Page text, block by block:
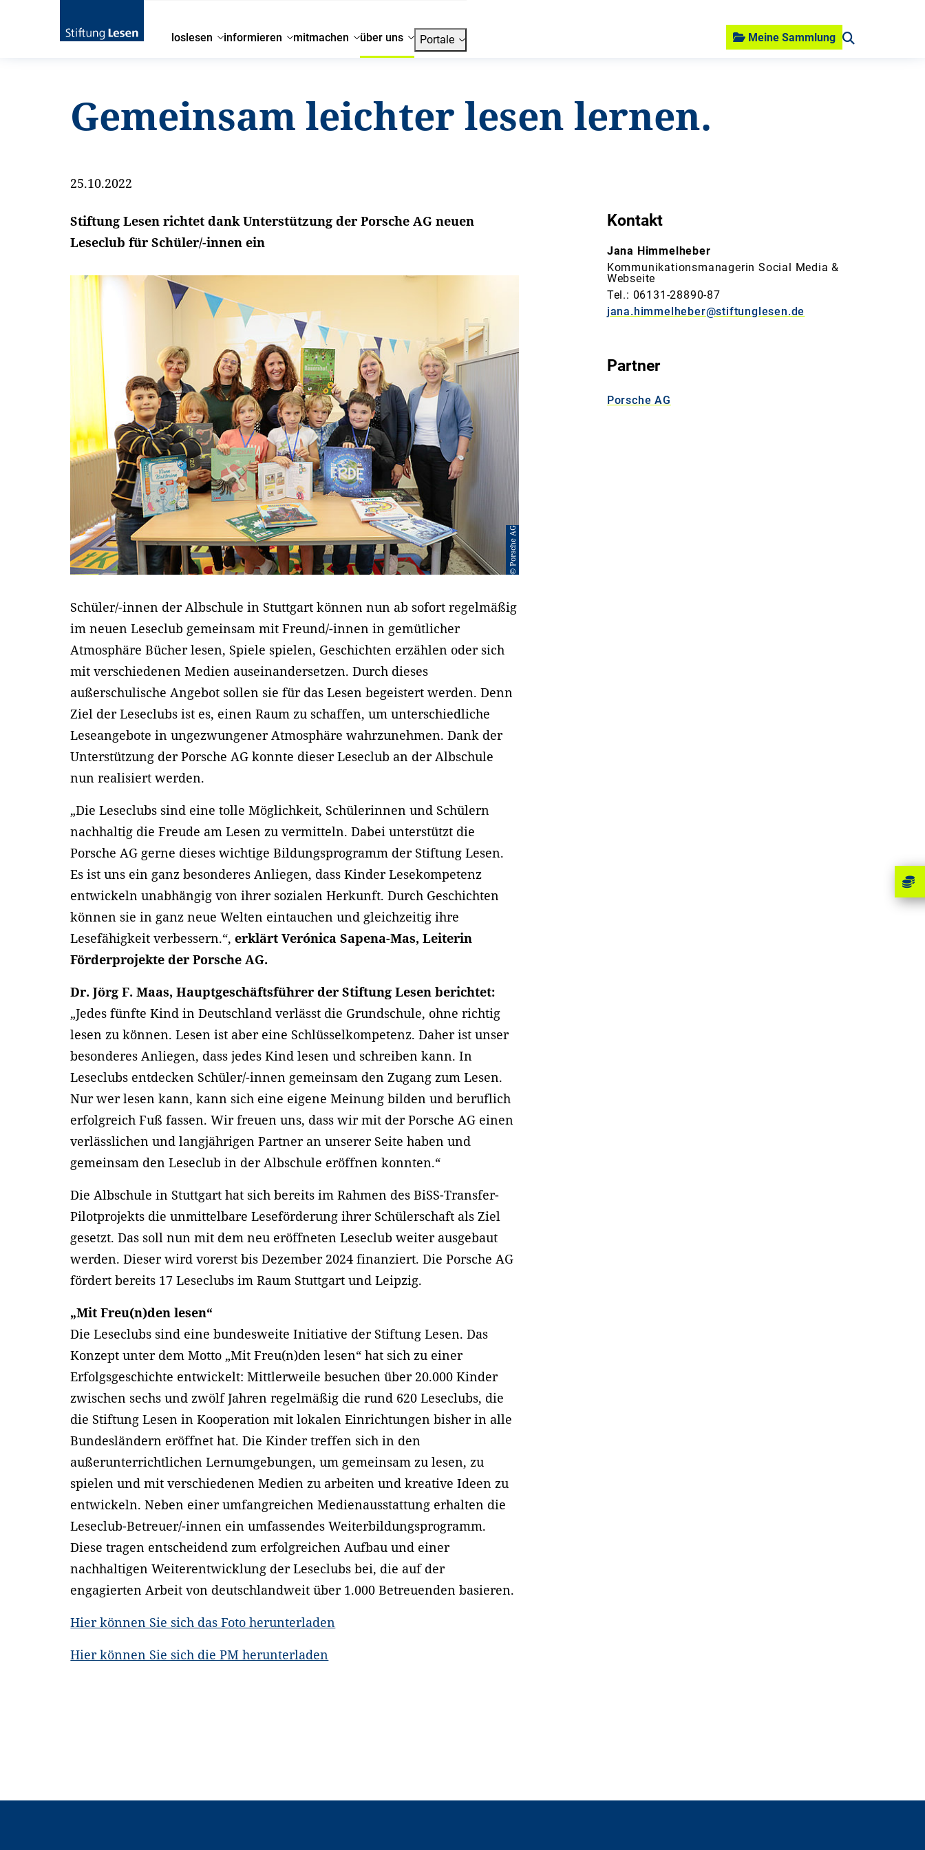
loslesen informieren mitmachen über uns Portale Meine Sammlung
Gemeinsam leichter lesen lernen.
25.10.2022
Stiftung Lesen richtet dank Unterstützung der Porsche AG neuen
Leseclub für Schüler/-innen ein
© Porsche AG
Schüler/-innen der Albschule in Stuttgart können nun ab sofort regelmäßig
im neuen Leseclub gemeinsam mit Freund/-innen in gemütlicher
Atmosphäre Bücher lesen, Spiele spielen, Geschichten erzählen oder sich
mit verschiedenen Medien auseinandersetzen. Durch dieses
außerschulische Angebot sollen sie für das Lesen begeistert werden. Denn
Ziel der Leseclubs ist es, einen Raum zu schaffen, um unterschiedliche
Leseangebote in ungezwungener Atmosphäre wahrzunehmen. Dank der
Unterstützung der Porsche AG konnte dieser Leseclub an der Albschule
nun realisiert werden.
„Die Leseclubs sind eine tolle Möglichkeit, Schülerinnen und Schülern
nachhaltig die Freude am Lesen zu vermitteln. Dabei unterstützt die
Porsche AG gerne dieses wichtige Bildungsprogramm der Stiftung Lesen.
Es ist uns ein ganz besonderes Anliegen, dass Kinder Lesekompetenz
entwickeln unabhängig von ihrer sozialen Herkunft. Durch Geschichten
können sie in ganz neue Welten eintauchen und gleichzeitig ihre
Lesefähigkeit verbessern.“,erklärt Verónica Sapena-Mas, Leiterin
Förderprojekte der Porsche AG.
Dr. Jörg F. Maas, Hauptgeschäftsführer der Stiftung Lesen berichtet:
„Jedes fünfte Kind in Deutschland verlässt die Grundschule, ohne richtig
lesen zu können. Lesen ist aber eine Schlüsselkompetenz. Daher ist unser
besonderes Anliegen, dass jedes Kind lesen und schreiben kann. In
Leseclubs entdecken Schüler/-innen gemeinsam den Zugang zum Lesen.
Nur wer lesen kann, kann sich eine eigene Meinung bilden und beruflich
erfolgreich Fuß fassen. Wir freuen uns, dass wir mit der Porsche AG einen
verlässlichen und langjährigen Partner an unserer Seite haben und
gemeinsam den Leseclub in der Albschule eröffnen konnten.“
Die Albschule in Stuttgart hat sich bereits im Rahmen des BiSS-Transfer-
Pilotprojekts die unmittelbare Leseförderung ihrer Schülerschaft als Ziel
gesetzt. Das soll nun mit dem neu eröffneten Leseclub weiter ausgebaut
werden. Dieser wird vorerst bis Dezember 2024 finanziert. Die Porsche AG
fördert bereits 17 Leseclubs im Raum Stuttgart und Leipzig.
„Mit Freu(n)den lesen“
Die Leseclubs sind eine bundesweite Initiative der Stiftung Lesen. Das
Konzept unter dem Motto „Mit Freu(n)den lesen“ hat sich zu einer
Erfolgsgeschichte entwickelt: Mittlerweile besuchen über 20.000 Kinder
zwischen sechs und zwölf Jahren regelmäßig die rund 620 Leseclubs, die
die Stiftung Lesen in Kooperation mit lokalen Einrichtungen bisher in alle
Bundesländern eröffnet hat. Die Kinder treffen sich in den
außerunterrichtlichen Lernumgebungen, um gemeinsam zu lesen, zu
spielen und mit verschiedenen Medien zu arbeiten und kreative Ideen zu
entwickeln. Neben einer umfangreichen Medienausstattung erhalten die
Leseclub-Betreuer/-innen ein umfassendes Weiterbildungsprogramm.
Diese tragen entscheidend zum erfolgreichen Aufbau und einer
nachhaltigen Weiterentwicklung der Leseclubs bei, die auf der
engagierten Arbeit von deutschlandweit über 1.000 Betreuenden basieren.
Hier können Sie sich das Foto herunterladen
Hier können Sie sich die PM herunterladen
Kontakt
Jana Himmelheber
Kommunikationsmanagerin Social Media &
Webseite
Tel.: 06131-28890-87
jana.himmelheber@stiftunglesen.de
Partner
Porsche AG